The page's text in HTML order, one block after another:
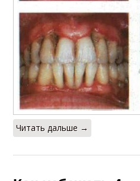
Читать дальше →